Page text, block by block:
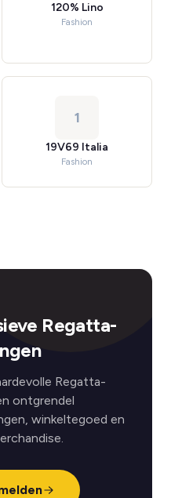
120% Lino
Fashion
1
19V69 Italia
Fashion
Regatta-
Regatta-
ontgrendel
winkeltegoed en